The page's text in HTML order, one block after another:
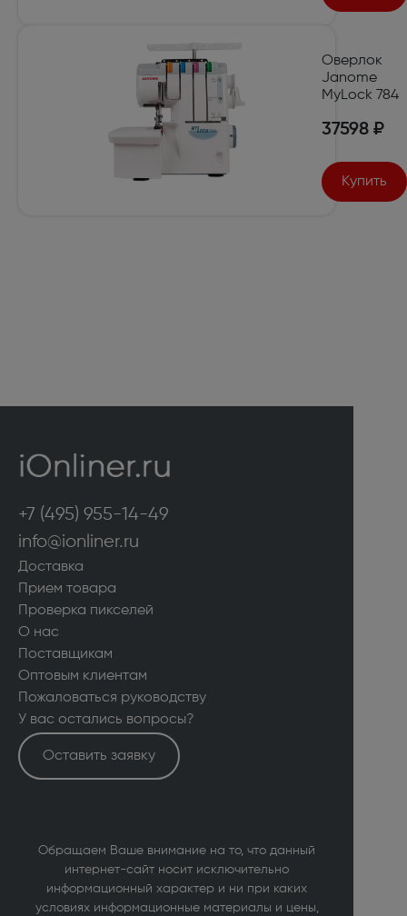
Оверлок
Janome
MyLock 784
37598 ₽
Купить
+7 (495) 955-14-49
info@ionliner.ru
Доставка
Прием товара
Проверка пикселей
О нас
Поставщикам
Оптовым клиентам
Пожаловаться руководству
У вас остались вопросы?
Оставить заявку
Обращаем Ваше внимание на то, что данный
интернет-сайт носит исключительно
информационный характер и ни при каких
условиях информационные материалы и цены,